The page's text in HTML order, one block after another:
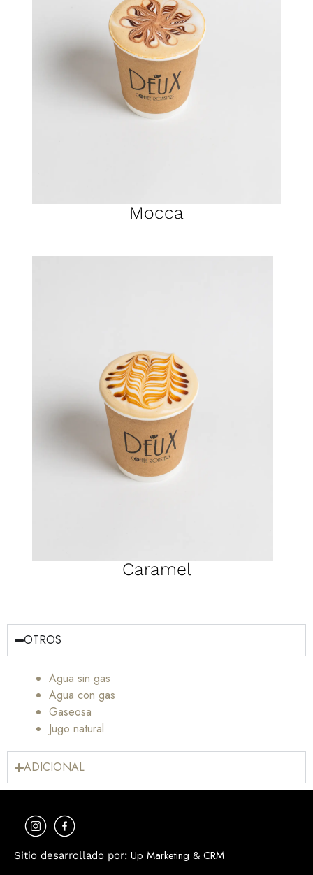
Mocca
Caramel
OTROS
Agua sin gas
Agua con gas
Gaseosa
Jugo natural
ADICIONAL
Sitio desarrollado por: Up Marketing & CRM